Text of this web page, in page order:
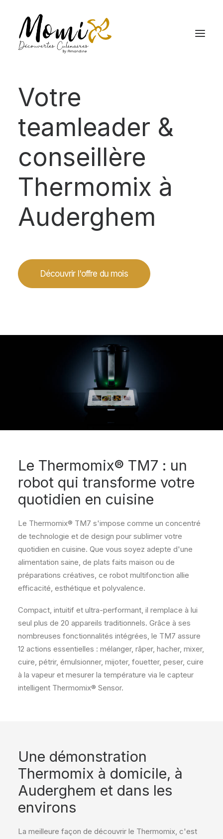
Votre
teamleader &
conseillère
Thermomix à
Auderghem
Découvrir l'offre du mois
Le Thermomix® TM7 : un
robot qui transforme votre
quotidien en cuisine
Le Thermomix® TM7 s'impose comme un concentré
de technologie et de design pour sublimer votre
quotidien en cuisine. Que vous soyez adepte d'une
alimentation saine, de plats faits maison ou de
préparations créatives, ce robot multifonction allie
efficacité, esthétique et polyvalence.
Compact, intuitif et ultra-performant, il remplace à lui
seul plus de 20 appareils traditionnels. Grâce à ses
nombreuses fonctionnalités intégrées, le TM7 assure
12 actions essentielles : mélanger, râper, hacher, mixer,
cuire, pétrir, émulsionner, mijoter, fouetter, peser, cuire
à la vapeur et mesurer la température via le capteur
intelligent Thermomix® Sensor.
Une démonstration
Thermomix à domicile, à
Auderghem et dans les
environs
La meilleure façon de découvrir le Thermomix, c'est